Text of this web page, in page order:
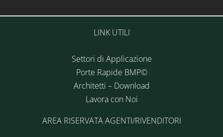
LINK UTILI
Settori di Applicazione
Porte Rapide BMP©
Architetti – Download
Lavora con Noi
AREA RISERVATA AGENTI/RIVENDITORI